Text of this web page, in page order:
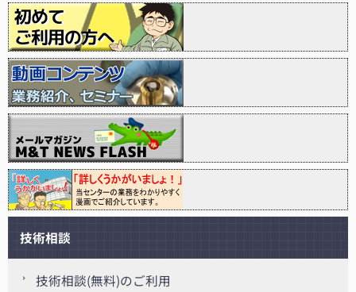
技術相談
技術相談(無料)のご利用